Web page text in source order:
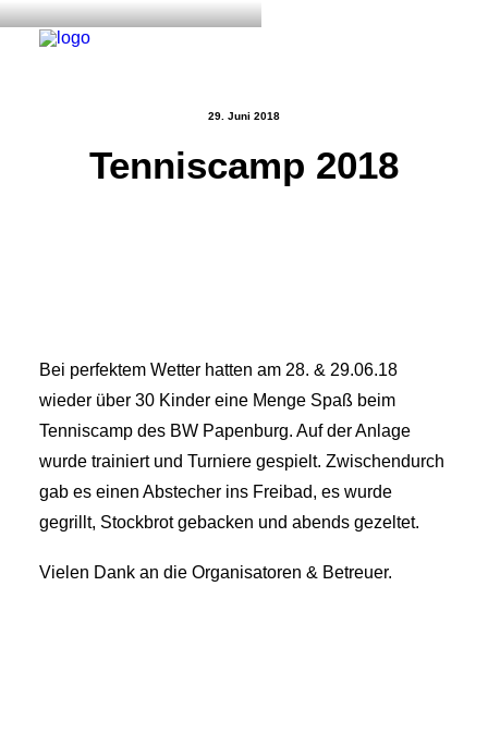
Links
Kontakt
29. Juni 2018
Tenniscamp 2018
Bei perfektem Wetter hatten am 28. & 29.06.18
wieder über 30 Kinder eine Menge Spaß beim
Tenniscamp des BW Papenburg. Auf der Anlage
wurde trainiert und Turniere gespielt. Zwischendurch
gab es einen Abstecher ins Freibad, es wurde
gegrillt, Stockbrot gebacken und abends gezeltet.
Vielen Dank an die Organisatoren & Betreuer.